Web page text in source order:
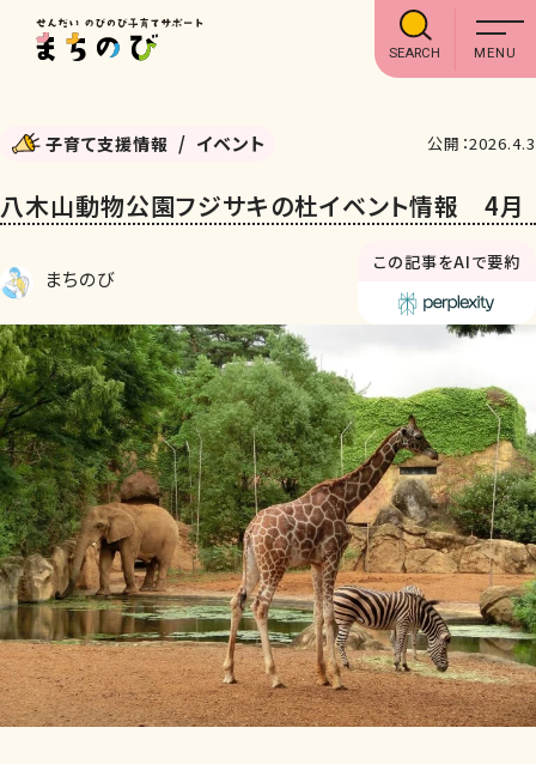
SEARCH
子育て支援情報 イベント 公開：2026.4.3
八木山動物公園フジサキの杜イベント情報 4月
まちのび
この記事をAIで要約